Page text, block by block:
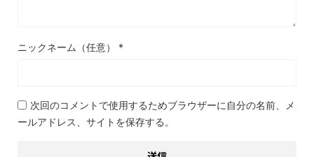
ニックネーム（任意） *
次回のコメントで使用するためブラウザーに自分の名前、メ
ールアドレス、サイトを保存する。